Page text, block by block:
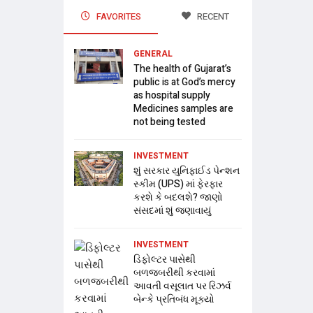
FAVORITES RECENT
GENERAL
The health of Gujarat’s
public is at God’s mercy
as hospital supply
Medicines samples are
not being tested
INVESTMENT
શું સરકાર યુનિફાઈડ પેન્શન
સ્કીમ (UPS) માં ફેરફાર
કરશે કે બદલશે? જાણો
સંસદમાં શું જણાવાયું
INVESTMENT
ડિફોલ્ટર પાસેથી
બળજબરીથી કરવામાં
આવતી વસૂલાત પર રિઝર્વ
બેન્કે પ્રતિબંધ મૂક્યો